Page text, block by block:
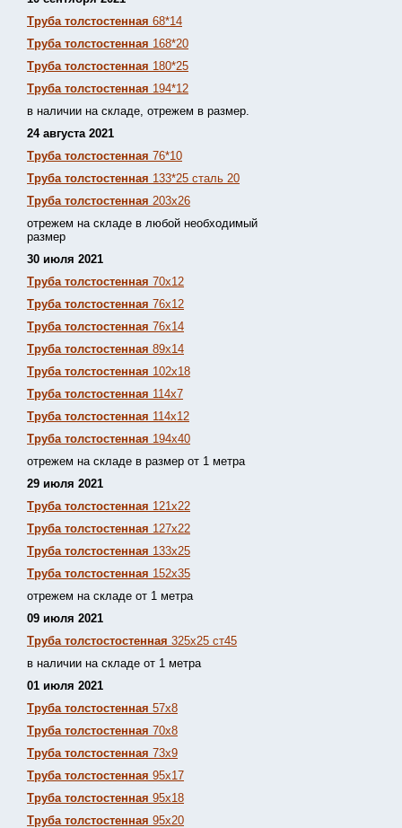
Труба толстостенная 68*14
Труба толстостенная 168*20
Труба толстостенная 180*25
Труба толстостенная 194*12
в наличии на складе, отрежем в размер.
24 августа 2021
Труба толстостенная 76*10
Труба толстостенная 133*25 сталь 20
Труба толстостенная 203х26
отрежем на складе в любой необходимый
размер
30 июля 2021
Труба толстостенная 70х12
Труба толстостенная 76х12
Труба толстостенная 76х14
Труба толстостенная 89х14
Труба толстостенная 102х18
Труба толстостенная 114х7
Труба толстостенная 114х12
Труба толстостенная 194х40
отрежем на складе в размер от 1 метра
29 июля 2021
Труба толстостенная 121х22
Труба толстостенная 127х22
Труба толстостенная 133х25
Труба толстостенная 152х35
отрежем на складе от 1 метра
09 июля 2021
Труба толстостостенная 325х25 ст45
в наличии на складе от 1 метра
01 июля 2021
Труба толстостенная 57х8
Труба толстостенная 70х8
Труба толстостенная 73х9
Труба толстостенная 95х17
Труба толстостенная 95х18
Труба толстостенная 95х20